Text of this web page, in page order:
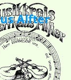
Alfter
Neuigkeiten
springen